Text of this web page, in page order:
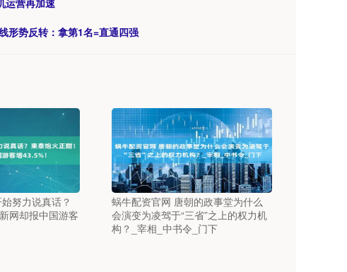
运营再加速
形势反转：拿第1名=直通四强
努力说真话？
网却报中国游客
蜗牛配资官网 唐朝的政事堂为什么
会演变为凌驾于“三省”之上的权力机
构？_宰相_中书令_门下